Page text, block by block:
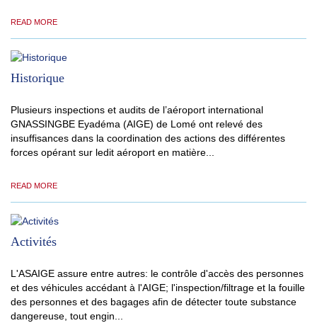
READ MORE
Historique
Plusieurs inspections et audits de l’aéroport international
GNASSINGBE Eyadéma (AIGE) de Lomé ont relevé des
insuffisances dans la coordination des actions des différentes
forces opérant sur ledit aéroport en matière...
READ MORE
Activités
L'ASAIGE assure entre autres: le contrôle d'accès des personnes
et des véhicules accédant à l'AIGE; l'inspection/filtrage et la fouille
des personnes et des bagages afin de détecter toute substance
dangereuse, tout engin...